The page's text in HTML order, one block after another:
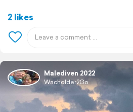
2 likes
Malediven 2022
Wacholder2Go